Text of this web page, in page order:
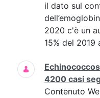
il dato sul
2020 c'è un
15% del 2019
4200 casi
Contenuto